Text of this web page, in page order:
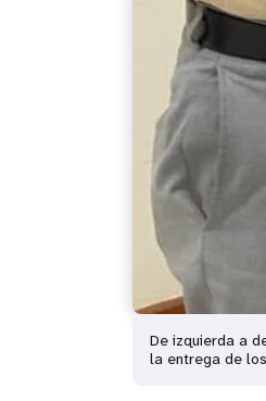
De izquierda a
la entrega de